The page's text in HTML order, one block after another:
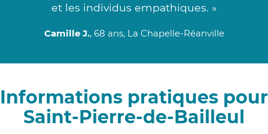
et les individus empathiques. »
Camille J., 68 ans, La Chapelle-Réanville
Informations pratiques pour
Saint-Pierre-de-Bailleul